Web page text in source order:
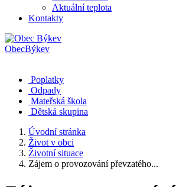
Aktuální teplota
Kontakty
ObecBýkev
Poplatky
Odpady
Mateřská škola
Dětská skupina
Úvodní stránka
Život v obci
Životní situace
Zájem o provozování převzatého...